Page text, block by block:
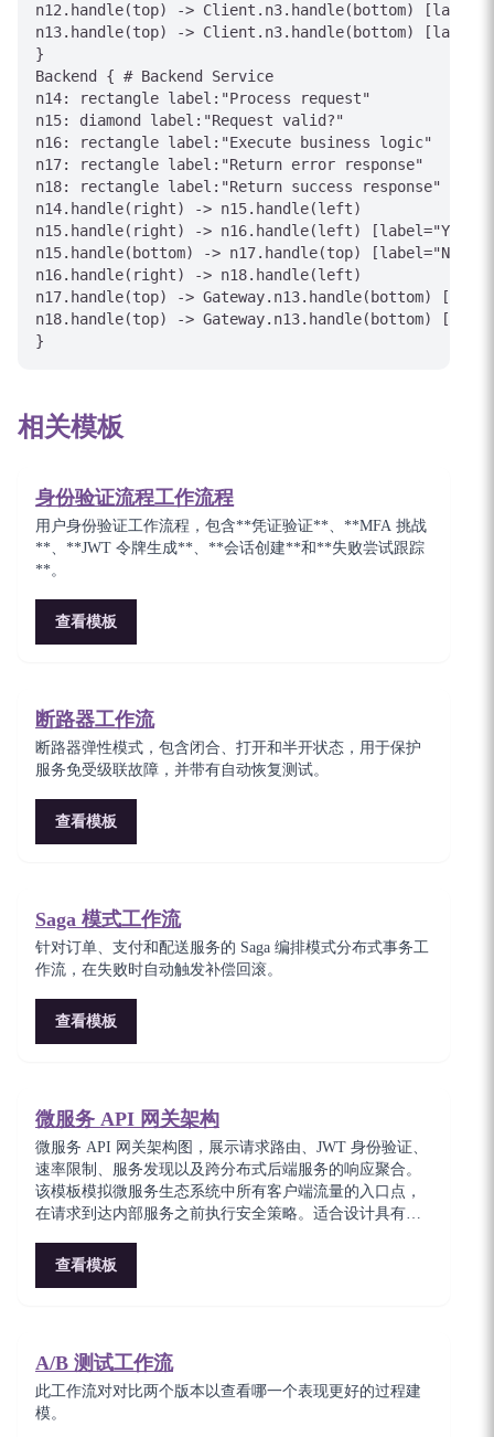
n12.handle(top) -> Client.n3.handle(bottom)
n13.handle(top) -> Client.n3.handle(bottom)
}
Backend { # Backend Service
n14: rectangle label:"Process request"
n15: diamond label:"Request valid?"
n16: rectangle label:"Execute business logic"
n17: rectangle label:"Return error response"
n18: rectangle label:"Return success response"
n14.handle(right) -> n15.handle(left)
n15.handle(right) -> n16.handle(left) [label="Yes"]
n15.handle(bottom) -> n17.handle(top) [label="No"]
n16.handle(right) -> n18.handle(left)
n17.handle(top) -> Gateway.n13.handle(bottom)
n18.handle(top) -> Gateway.n13.handle(bottom)
相关模板
身份验证流程工作流程
用户身份验证工作流程，包含**凭证验证**、**MFA 挑战
**、**JWT 令牌生成**、**会话创建**和**失败尝试跟踪
**。
查看模板
断路器工作流
断路器弹性模式，包含闭合、打开和半开状态，用于保护
服务免受级联故障，并带有自动恢复测试。
查看模板
Saga 模式工作流
针对订单、支付和配送服务的 Saga 编排模式分布式事务工
作流，在失败时自动触发补偿回滚。
查看模板
微服务 API 网关架构
微服务 API 网关架构图，展示请求路由、JWT 身份验证、
速率限制、服务发现以及跨分布式后端服务的响应聚合。
该模板模拟微服务生态系统中所有客户端流量的入口点，
在请求到达内部服务之前执行安全策略。适合设计具有集
查看模板
A/B 测试工作流
此工作流对对比两个版本以查看哪一个表现更好的过程建
模。